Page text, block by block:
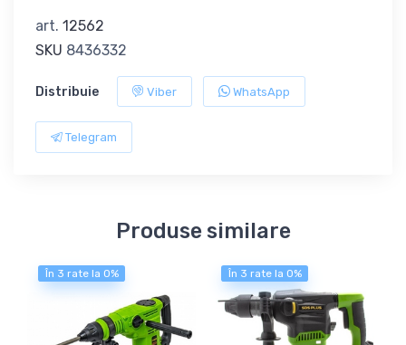
art. 12562
SKU 8436332
Distribuie Viber WhatsApp
Telegram
Produse similare
În 3 rate la 0% În 3 rate la 0%